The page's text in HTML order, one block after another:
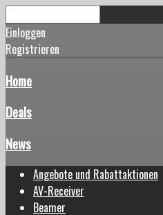
Einloggen
Registrieren
Home
Deals
News
Angebote und Rabattaktionen
AV-Receiver
Beamer